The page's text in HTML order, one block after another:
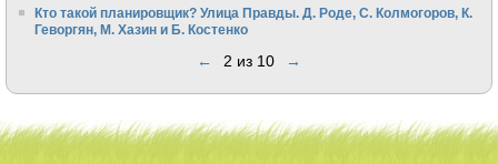
Кто такой планировщик? Улица Правды. Д. Роде, С. Колмогоров, К.
Геворгян, М. Хазин и Б. Костенко
← 2 из 10 →